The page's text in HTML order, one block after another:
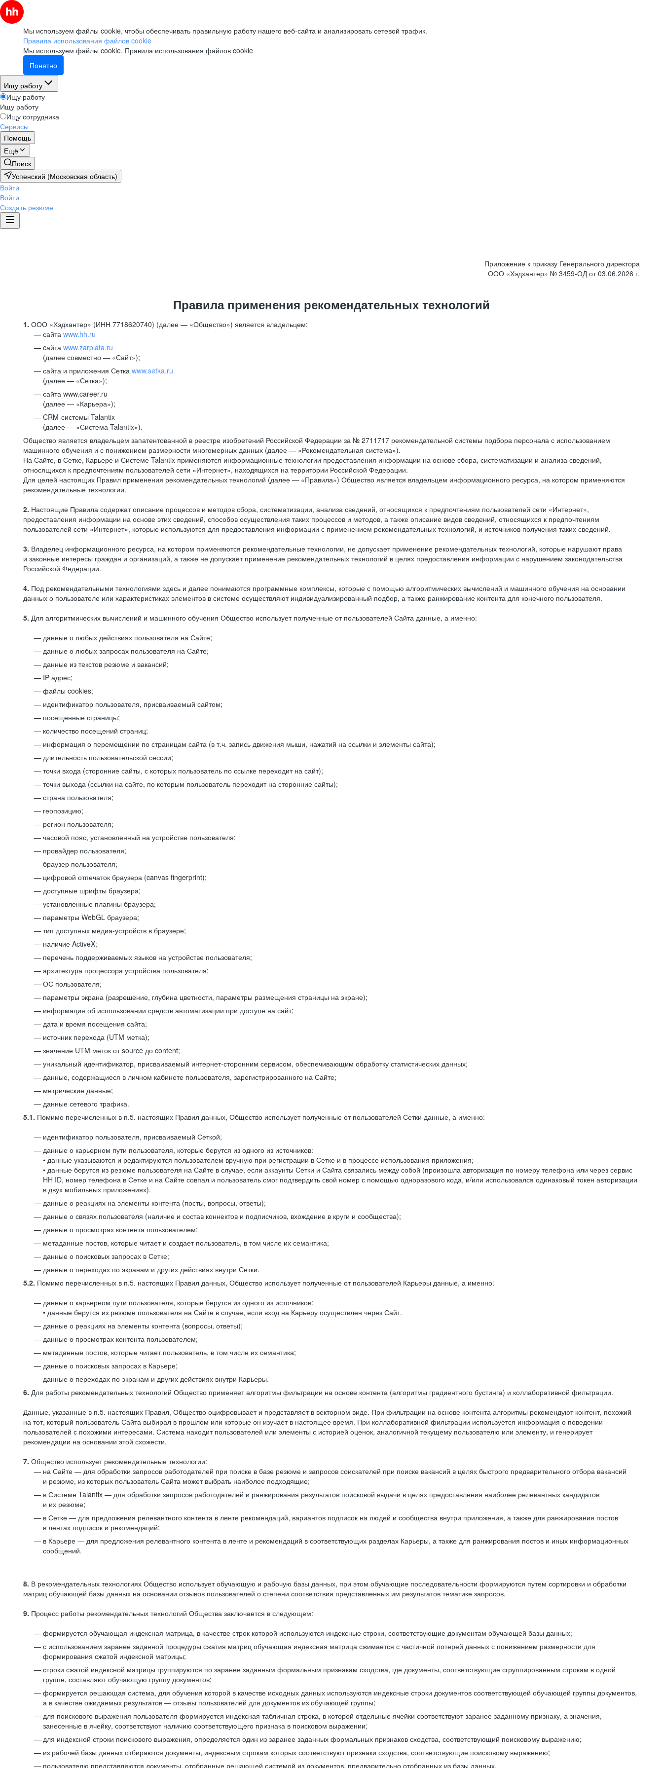
Мы используем файлы cookie, чтобы обеспечивать правильную работу нашего веб-сайта и анализировать сетевой трафик.
Правила использования файлов cookie
Мы используем файлы cookie. Правила использования файлов cookie
Понятно
Ищу работу
Ищу работу
Ищу работу
Ищу сотрудника
Сервисы
Помощь
Ещё
Поиск
Успенский (Московская область)
Войти
Войти
Создать резюме
Приложение к приказу Генерального директора
ООО «Хэдхантер» № 3459-ОД от 03.06.2026 г.
Правила применения рекомендательных технологий
1. ООО «Хэдхантер» (ИНН 7718620740) (далее — «Общество») является владельцем:
сайта www.hh.ru
cайта www.zarplata.ru
(далее совместно — «Сайт»);
сайта и приложения Сетка www.setka.ru
(далее — «Сетка»);
сайта www.career.ru
(далее — «Карьера»);
CRM-системы Talantix
(далее — «Система Talantix»).
Общество является владельцем запатентованной в реестре изобретений Российской Федерации за № 2711717 рекомендательной системы подбора персонала с использованием
машинного обучения и с понижением размерности многомерных данных (далее — «Рекомендательная система»).
На Сайте, в Сетке, Карьере и Системе Talantix применяются информационные технологии предоставления информации на основе сбора, систематизации и анализа сведений,
относящихся к предпочтениям пользователей сети «Интернет», находящихся на территории Российской Федерации.
Для целей настоящих Правил применения рекомендательных технологий (далее — «Правила») Общество является владельцем информационного ресурса, на котором применяются
рекомендательные технологии.
2. Настоящие Правила содержат описание процессов и методов сбора, систематизации, анализа сведений, относящихся к предпочтениям пользователей сети «Интернет»,
предоставления информации на основе этих сведений, способов осуществления таких процессов и методов, а также описание видов сведений, относящихся к предпочтениям
пользователей сети «Интернет», которые используются для предоставления информации с применением рекомендательных технологий, и источников получения таких сведений.
3. Владелец информационного ресурса, на котором применяются рекомендательные технологии, не допускает применение рекомендательных технологий, которые нарушают права
и законные интересы граждан и организаций, а также не допускает применение рекомендательных технологий в целях предоставления информации с нарушением законодательства
Российской Федерации.
4. Под рекомендательными технологиями здесь и далее понимаются программные комплексы, которые с помощью алгоритмических вычислений и машинного обучения на основании
данных о пользователе или характеристиках элементов в системе осуществляют индивидуализированный подбор, а также ранжирование контента для конечного пользователя.
5. Для алгоритмических вычислений и машинного обучения Общество использует полученные от пользователей Сайта данные, а именно:
данные о любых действиях пользователя на Сайте;
данные о любых запросах пользователя на Сайте;
данные из текстов резюме и вакансий;
IP адрес;
файлы cookies;
идентификатор пользователя, присваиваемый сайтом;
посещенные страницы;
количество посещений страниц;
информация о перемещении по страницам сайта (в т.ч. запись движения мыши, нажатий на ссылки и элементы сайта);
длительность пользовательской сессии;
точки входа (сторонние сайты, с которых пользователь по ссылке переходит на сайт);
точки выхода (ссылки на сайте, по которым пользователь переходит на сторонние сайты);
страна пользователя;
геопозицию;
регион пользователя;
часовой пояс, установленный на устройстве пользователя;
провайдер пользователя;
браузер пользователя;
цифровой отпечаток браузера (canvas fingerprint);
доступные шрифты браузера;
установленные плагины браузера;
параметры WebGL браузера;
тип доступных медиа-устройств в браузере;
наличие ActiveX;
перечень поддерживаемых языков на устройстве пользователя;
архитектура процессора устройства пользователя;
ОС пользователя;
параметры экрана (разрешение, глубина цветности, параметры размещения страницы на экране);
информация об использовании средств автоматизации при доступе на сайт;
дата и время посещения сайта;
источник перехода (UTM метка);
значение UTM меток от source до content;
уникальный идентификатор, присваиваемый интернет-сторонним сервисом, обеспечивающим обработку статистических данных;
данные, содержащиеся в личном кабинете пользователя, зарегистрированного на Сайте;
метрические данные;
данные сетевого трафика.
5.1. Помимо перечисленных в п.5. настоящих Правил данных, Общество использует полученные от пользователей Сетки данные, а именно:
идентификатор пользователя, присваиваемый Сеткой;
данные о карьерном пути пользователя, которые берутся из одного из источников:
• данные указываются и редактируются пользователем вручную при регистрации в Сетке и в процессе использования приложения;
• данные берутся из резюме пользователя на Сайте в случае, если аккаунты Сетки и Сайта связались между собой (произошла авторизация по номеру телефона или через сервис
HH ID, номер телефона в Сетке и на Сайте совпал и пользователь смог подтвердить свой номер с помощью одноразового кода, и/или использовался одинаковый токен авторизации
в двух мобильных приложениях).
данные о реакциях на элементы контента (посты, вопросы, ответы);
данные о связях пользователя (наличие и состав коннектов и подписчиков, вхождение в круги и сообщества);
данные о просмотрах контента пользователем;
метаданные постов, которые читает и создает пользователь, в том числе их семантика;
данные о поисковых запросах в Сетке;
данные о переходах по экранам и других действиях внутри Сетки.
5.2. Помимо перечисленных в п.5. настоящих Правил данных, Общество использует полученные от пользователей Карьеры данные, а именно:
данные о карьерном пути пользователя, которые берутся из одного из источников:
• данные берутся из резюме пользователя на Сайте в случае, если вход на Карьеру осуществлен через Сайт.
данные о реакциях на элементы контента (вопросы, ответы);
данные о просмотрах контента пользователем;
метаданные постов, которые читает пользователь, в том числе их семантика;
данные о поисковых запросах в Карьере;
данные о переходах по экранам и других действиях внутри Карьеры.
6. Для работы рекомендательных технологий Общество применяет алгоритмы фильтрации на основе контента (алгоритмы градиентного бустинга) и коллаборативной фильтрации.
Данные, указанные в п.5. настоящих Правил, Общество оцифровывает и представляет в векторном виде. При фильтрации на основе контента алгоритмы рекомендуют контент, похожий
на тот, который пользователь Сайта выбирал в прошлом или которые он изучает в настоящее время. При коллаборативной фильтрации используется информация о поведении
пользователей с похожими интересами. Система находит пользователей или элементы с историей оценок, аналогичной текущему пользователю или элементу, и генерирует
рекомендации на основании этой схожести.
7. Общество использует рекомендательные технологии:
на Сайте — для обработки запросов работодателей при поиске в базе резюме и запросов соискателей при поиске вакансий в целях быстрого предварительного отбора вакансий
и резюме, из которых пользователь Сайта может выбрать наиболее подходящие;
в Системе Talantix — для обработки запросов работодателей и ранжирования результатов поисковой выдачи в целях предоставления наиболее релевантных кандидатов
и их резюме;
в Сетке — для предложения релевантного контента в ленте рекомендаций, вариантов подписок на людей и сообщества внутри приложения, а также для ранжирования постов
в лентах подписок и рекомендаций;
в Карьере — для предложения релевантного контента в ленте и рекомендаций в соответствующих разделах Карьеры, а также для ранжирования постов и иных информационных
сообщений.
8. В рекомендательных технологиях Общество использует обучающую и рабочую базы данных, при этом обучающие последовательности формируются путем сортировки и обработки
матриц обучающей базы данных на основании отзывов пользователей о степени соответствия представленных им результатов тематике запросов.
9. Процесс работы рекомендательных технологий Общества заключается в следующем:
формируется обучающая индексная матрица, в качестве строк которой используются индексные строки, соответствующие документам обучающей базы данных;
с использованием заранее заданной процедуры сжатия матриц обучающая индексная матрица сжимается с частичной потерей данных с понижением размерности для
формирования сжатой индексной матрицы;
строки сжатой индексной матрицы группируются по заранее заданным формальным признакам сходства, где документы, соответствующие сгруппированным строкам в одной
группе, составляют обучающую группу документов;
формируется решающая система, для обучения которой в качестве исходных данных используются индексные строки документов соответствующей обучающей группы документов,
а в качестве ожидаемых результатов — отзывы пользователей для документов из обучающей группы;
для поискового выражения пользователя формируется индексная табличная строка, в которой отдельные ячейки соответствуют заранее заданному признаку, а значения,
занесенные в ячейку, соответствуют наличию соответствующего признака в поисковом выражении;
для индексной строки поискового выражения, определяется один из заранее заданных формальных признаков сходства, соответствующий поисковому выражению;
из рабочей базы данных отбираются документы, индексным строкам которых соответствуют признаки сходства, соответствующие поисковому выражению;
пользователю представляются документы, отобранные решающей системой из документов, предварительно отобранных из базы данных.